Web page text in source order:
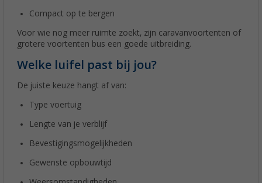
Compact op te bergen
Voor wie nog meer ruimte zoekt, zijn caravanvoortenten of
grotere voortenten bus een goede uitbreiding.
Welke luifel past bij jou?
De juiste keuze hangt af van:
Type voertuig
Lengte van je verblijf
Bevestigingsmogelijkheden
Gewenste opbouwtijd